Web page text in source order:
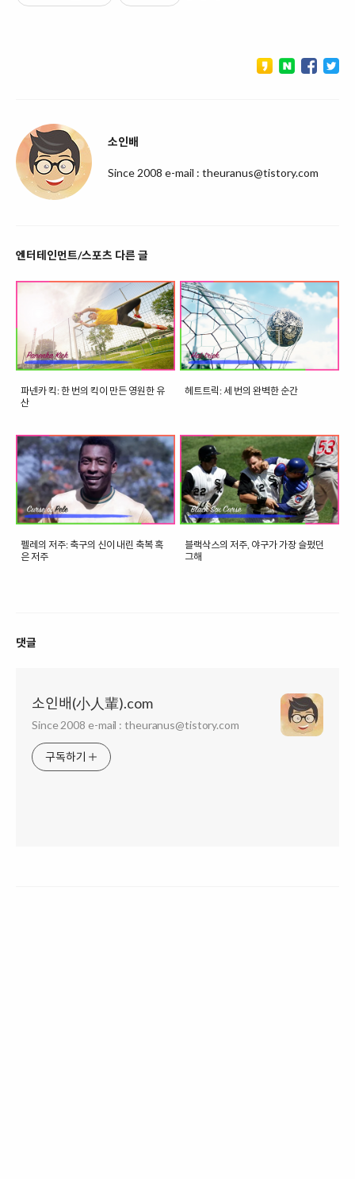
소인배
Since 2008 e-mail : theuranus@tistory.com
엔터테인먼트/스포츠 다른 글
파넨카 킥: 한 번의 킥이 만든 영원한 유
산
헤트트릭: 세 번의 완벽한 순간
펠레의 저주: 축구의 신이 내린 축복 혹
은 저주
블랙삭스의 저주, 야구가 가장 슬펐던
그해
댓글
소인배(小人輩).com
Since 2008 e-mail : theuranus@tistory.com
구독하기